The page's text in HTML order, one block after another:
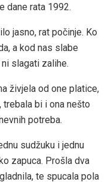
dane rata 1992.
jasno, rat počinje. Ko
a kod nas slabe
slagati zalihe.
živjela od one platice,
trebala bi i ona nešto
potreba.
sudžuku i jednu
zapuca. Prošla dva
te spucala pola